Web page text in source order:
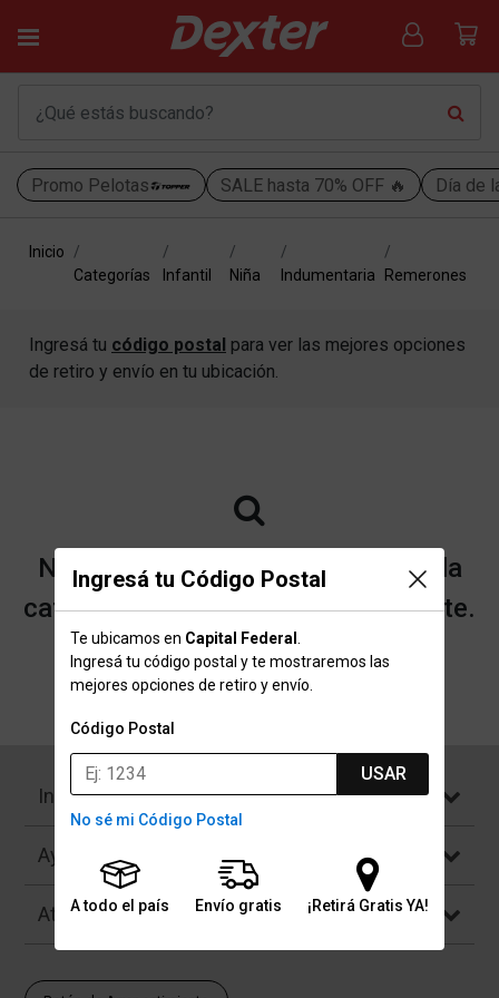
Promo Pelotas SALE hasta 70% OFF 🔥 Día de
Ingresá tu Código Postal
Te ubicamos en Capital Federal
Ingresá tu código postal y te mostraremos las
mejores opciones de retiro y envío.
Código Postal
USAR
No sé mi Código Postal
A todo el país Envío gratis ¡Retirá Gratis YA!
Inicio
Categorías
Infantil Niña Indumentaria Remerones
Ingresá tu código postal para ver las mejores opciones
de retiro y envío en tu ubicación.
No encontramos resultados para la
categoría "Remerones" que buscaste.
Volver a la página de inicio
Institucional
Ayuda
Atención al Cliente